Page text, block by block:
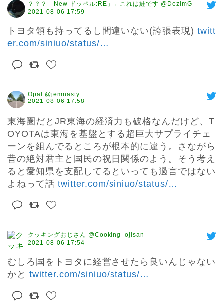
？？？「New ドッペル:RE」←これは鮭です @DezimG
2021-08-06 17:59
トヨタ領も持ってるし間違いない(誇張表現) twitt
er.com/siniuo/status/…
Opal @jemnasty
2021-08-06 17:58
東海圏だとJR東海の経済力も破格なんだけど、T
OYOTAは東海を基盤とする超巨大サプライチェ
ーンを組んでるところが根本的に違う。さながら
昔の絶対君主と国民の祝日関係のよう。そう考え
ると愛知県を支配してるといっても過言ではない
よねって話 twitter.com/siniuo/status/…
クッキングおじさん @Cooking_ojisan
2021-08-06 17:54
むしろ国をトヨタに経営させたら良いんじゃない
かと twitter.com/siniuo/status/…